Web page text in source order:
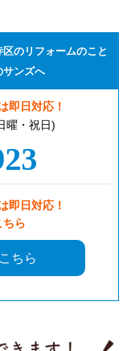
のリフォームのこと
サンズへ
即日対応！
曜・祝日)
即日対応！
ちら
ちら